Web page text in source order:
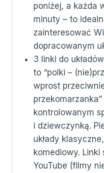
poniżej, a każda
minuty – to
zainteresować
dopracowanym
3 linki do
to “polki –
wprost
kontrolowanym
i dziewczynką.
układy
komediowy. Linki
YouTube (filmy